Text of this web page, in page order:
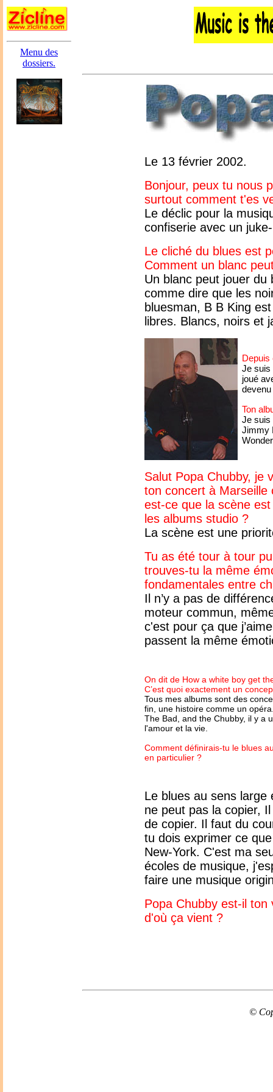
Menu des
dossiers.
Le 13 février 2002.
Bonjour, peux tu nous
surtout comment t'es
Le déclic pour la
confiserie avec un
Le cliché du blues est
Comment un blanc
Un blanc peut jouer
comme dire que les
bluesman, B B King
libres. Blancs, noirs et
Depuis
Je suis
joué
Ton
Je suis
Jimmy
Salut Popa Chubby, je
ton concert à Marseille
est-ce que la scène
les albums studio ?
La scène est une
Tu as été tour à tour
trouves-tu la même
fondamentales entre
Il n’y a pas de
moteur commun,
c'est pour ça que
passent la même
On dit de How a white boy get
C’est quoi exactement un
Tous mes albums sont des
fin, une histoire comme un
The Bad, and the Chubby, il y a
l'amour et la vie.
Comment définirais-tu le blues
en particulier ?
Le blues au sens large
ne peut pas la copier,
de copier. Il faut du
tu dois exprimer ce
New-York. C'est ma
écoles de musique,
faire une musique
Popa Chubby est-il ton
d'où ça vient ?
©